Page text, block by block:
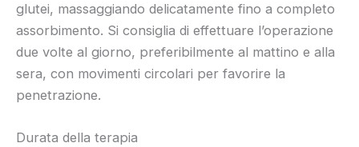
glutei, massaggiando delicatamente fino a completo
assorbimento. Si consiglia di effettuare l’operazione
due volte al giorno, preferibilmente al mattino e alla
sera, con movimenti circolari per favorire la
penetrazione.
Durata della terapia